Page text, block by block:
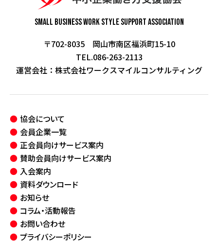
Small Business Work StyleSupport Association
〒702-8035 岡山市南区福浜町15-10
TEL.086-263-2113
運営会社： 株式会社ワークスマイルコンサルティング
協会について
会員企業一覧
正会員向けサービス案内
賛助会員向けサービス案内
入会案内
資料ダウンロード
お知らせ
コラム・活動報告
お問い合わせ
プライバシーポリシー